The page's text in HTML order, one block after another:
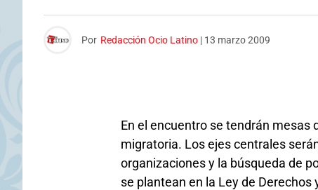
Por Redacción Ocio Latino | 13 marzo 2009
En el encuentro se tendrán mesas
migratoria. Los ejes centrales
organizaciones y la búsqueda de
se plantean en la Ley de